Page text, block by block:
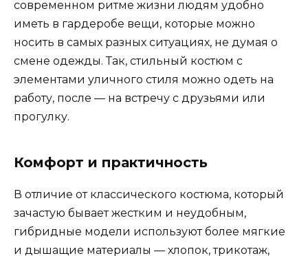
современном ритме жизни людям удобно
иметь в гардеробе вещи, которые можно
носить в самых разных ситуациях, не думая о
смене одежды. Так, стильный костюм с
элементами уличного стиля можно одеть на
работу, после — на встречу с друзьями или
прогулку.
Комфорт и практичность
В отличие от классического костюма, который
зачастую бывает жестким и неудобным,
гибридные модели используют более мягкие
и дышащие материалы — хлопок, трикотаж,